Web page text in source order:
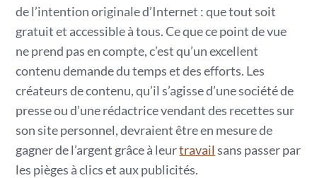
de l’intention originale d’Internet : que tout soit
gratuit et accessible à tous. Ce que ce point de vue
ne prend pas en compte, c’est qu’un excellent
contenu demande du temps et des efforts. Les
créateurs de contenu, qu’il s’agisse d’une société de
presse ou d’une rédactrice vendant des recettes sur
son site personnel, devraient être en mesure de
gagner de l’argent grâce à leurtravail sans passer par
les pièges à clics et aux publicités.